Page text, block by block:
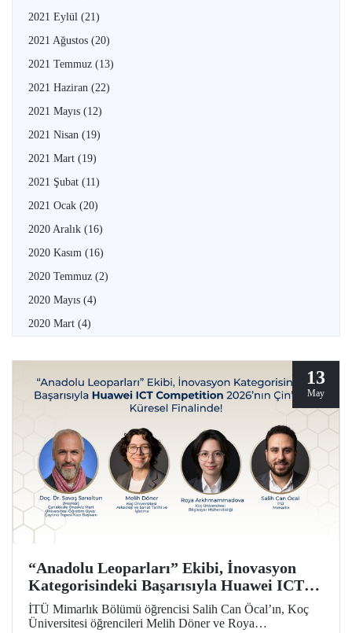
2021 Eylül (21)
2021 Ağustos (20)
2021 Temmuz (13)
2021 Haziran (22)
2021 Mayıs (12)
2021 Nisan (19)
2021 Mart (19)
2021 Şubat (11)
2021 Ocak (20)
2020 Aralık (16)
2020 Kasım (16)
2020 Temmuz (2)
2020 Mayıs (4)
2020 Mart (4)
13
May
“Anadolu Leoparları” Ekibi, İnovasyon
Kategorisindeki Başarısıyla Huawei ICT
Competition 2026’nın Çin’deki Küresel
Finalinde!
İTÜ Mimarlık Bölümü öğrencisi Salih Can Öcal’ın, Koç
Üniversitesi öğrencileri Melih Döner ve Roya